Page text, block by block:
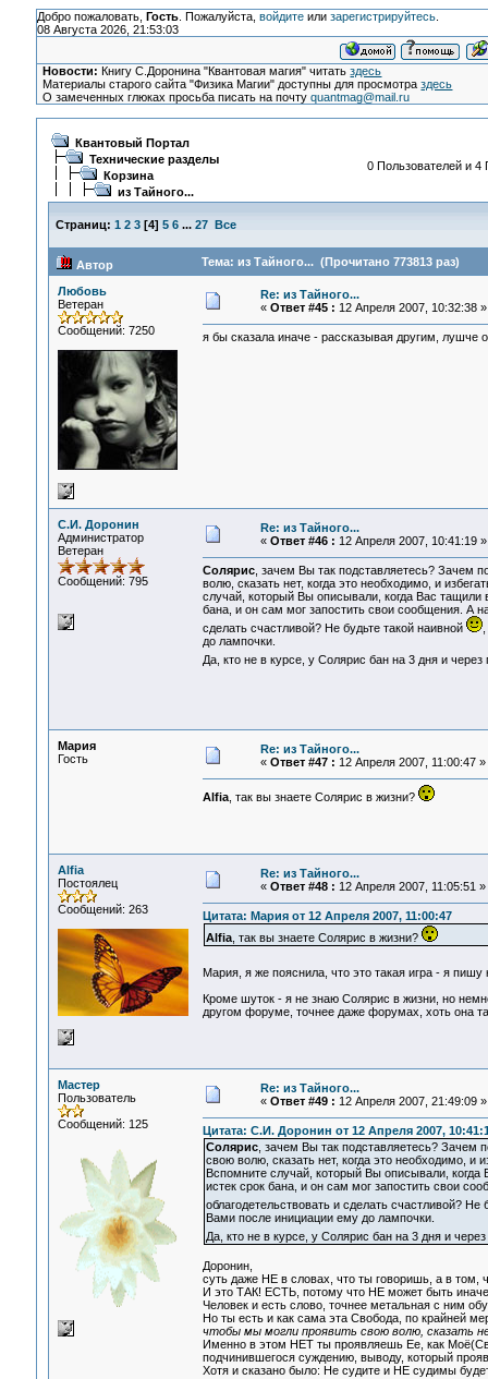
Добро пожаловать, Гость. Пожалуйста, войдитеили зарегистрируйтесь.
08 Августа 2026, 21:53:03
Новости: Книгу С.Доронина "Квантовая магия" читатьздесь
Материалы старого сайта "Физика Магии" доступны для просмотраздесь
О замеченных глюках просьба писать на почтуquantmag@mail.ru
Квантовый Портал
Технические разделы
Корзина
из Тайного...
0 Пользователей и 4
Страниц: 1 2 3[4] 5 6 ... 27 Все
Автор Тема: из Тайного... (Прочитано 773813 раз)
Любовь
Ветеран
Сообщений: 7250
Re: из Тайного...
« Ответ #45 : 12 Апреля 2007, 10:32:38 »
я бы сказала иначе - рассказывая другим, лушче
С.И. Доронин
Администратор
Ветеран
Сообщений: 795
Re: из Тайного...
« Ответ #46 : 12 Апреля 2007, 10:41:19 »
Солярис, зачем Вы так подставляетесь? Зачем
волю, сказать нет, когда это необходимо, и
случай, который Вы описывали, когда Вас
бана, и он сам мог запостить свои сообщения. А
сделать счастливой? Не будьте такой наивной
,
до лампочки.
Да, кто не в курсе, у Солярис бан на 3 дня и
Мария
Гость
Re: из Тайного...
« Ответ #47 : 12 Апреля 2007, 11:00:47 »
Alfia, так вы знаете Солярис в жизни?
Alfia
Постоялец
Сообщений: 263
Re: из Тайного...
« Ответ #48 : 12 Апреля 2007, 11:05:51 »
Цитата: Мария от 12 Апреля 2007, 11:00:47
Alfia, так вы знаете Солярис в жизни?
Мария, я же пояснила, что это такая игра - я
Кроме шуток - я не знаю Солярис в жизни, но
другом форуме, точнее даже форумах, хоть она
Мастер
Пользователь
Сообщений: 125
Re: из Тайного...
« Ответ #49 : 12 Апреля 2007, 21:49:09 »
Цитата: С.И. Доронин от 12 Апреля 2007,
Солярис, зачем Вы так подставляетесь? Зачем
свою волю, сказать нет, когда это необходимо, и
Вспомните случай, который Вы описывали,
истек срок бана, и он сам мог запостить свои
облагодетельствовать и сделать счастливой? Не
Вами после инициации ему до лампочки.
Да, кто не в курсе, у Солярис бан на 3 дня и
Доронин,
суть даже НЕ в словах, что ты говоришь, а в
И это ТАК! ЕСТЬ, потому что НЕ может быть
Человек и есть слово, точнее метальная с ним
Но ты есть и как сама эта Свобода, по крайней
чтобы мы могли проявить свою волю, сказать
Именно в этом НЕТ ты проявляешь Ее, как
подчинившегося суждению, выводу, который
Хотя и сказано было: Не судите и НЕ судимы